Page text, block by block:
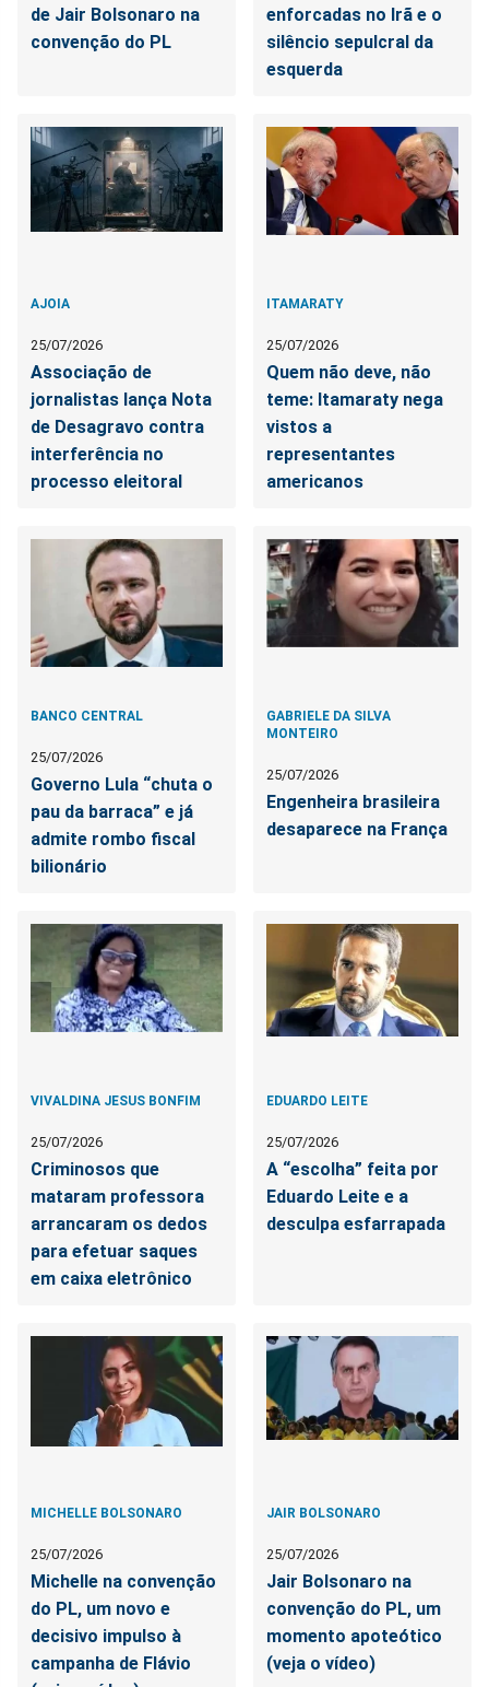
de Jair Bolsonaro na
convenção do PL
enforcadas no Irã e o
silêncio sepulcral da
esquerda
AJOIA
25/07/2026
Associação de
jornalistas lança Nota
de Desagravo contra
interferência no
processo eleitoral
ITAMARATY
25/07/2026
Quem não deve, não
teme: Itamaraty nega
vistos a
representantes
americanos
BANCO CENTRAL
25/07/2026
Governo Lula “chuta o
pau da barraca” e já
admite rombo fiscal
bilionário
GABRIELE DA SILVA
MONTEIRO
25/07/2026
Engenheira brasileira
desaparece na França
VIVALDINA JESUS BONFIM
25/07/2026
Criminosos que
mataram professora
arrancaram os dedos
para efetuar saques
em caixa eletrônico
EDUARDO LEITE
25/07/2026
A “escolha” feita por
Eduardo Leite e a
desculpa esfarrapada
MICHELLE BOLSONARO
25/07/2026
Michelle na convenção
do PL, um novo e
decisivo impulso à
campanha de Flávio
JAIR BOLSONARO
25/07/2026
Jair Bolsonaro na
convenção do PL, um
momento apoteótico
(veja o vídeo)